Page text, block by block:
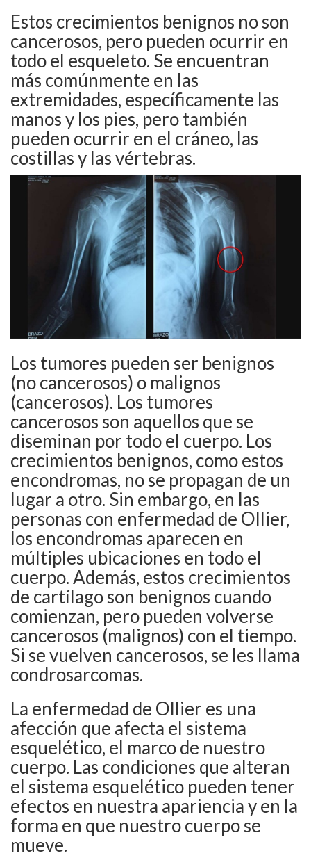
Estos crecimientos benignos no son
cancerosos, pero pueden ocurrir en
todo el esqueleto. Se encuentran
más comúnmente en las
extremidades, específicamente las
manos y los pies, pero también
pueden ocurrir en el cráneo, las
costillas y las vértebras.
Los tumores pueden ser benignos
(no cancerosos) o malignos
(cancerosos). Los tumores
cancerosos son aquellos que se
diseminan por todo el cuerpo. Los
crecimientos benignos, como estos
encondromas, no se propagan de un
lugar a otro. Sin embargo, en las
personas con enfermedad de Ollier,
los encondromas aparecen en
múltiples ubicaciones en todo el
cuerpo. Además, estos crecimientos
de cartílago son benignos cuando
comienzan, pero pueden volverse
cancerosos (malignos) con el tiempo.
Si se vuelven cancerosos, se les llama
condrosarcomas.
La enfermedad de Ollier es una
afección que afecta el sistema
esquelético, el marco de nuestro
cuerpo. Las condiciones que alteran
el sistema esquelético pueden tener
efectos en nuestra apariencia y en la
forma en que nuestro cuerpo se
mueve.